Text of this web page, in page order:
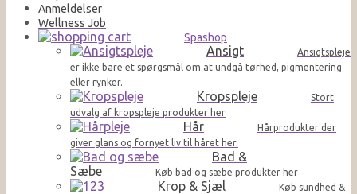
Anmeldelser
Wellness Job
Spashop
Ansigt
Ansigtspleje
er ikke bare et spørgsmål om at undgå tørhed, pigmentering
eller rynker.
Kropspleje
Stort
udvalg af kropspleje produkter her
Hår
Hårprodukter der
giver glans og fornyet liv til håret her.
Bad &
Sæbe
Køb bad og sæbe produkter her
Krop & Sjæl
Køb sundhed &